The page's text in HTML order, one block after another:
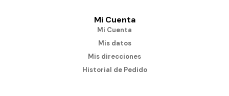
Mi Cuenta
Mi Cuenta
Mis datos
Mis direcciones
Historial de Pedido